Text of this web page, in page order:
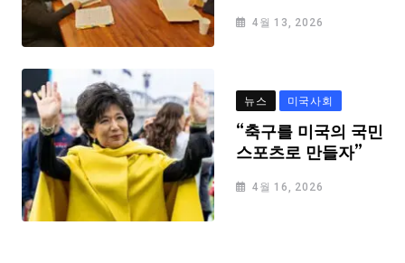
4월 13, 2026
뉴스 미국사회
“축구를 미국의 국민
스포츠로 만들자”
4월 16, 2026